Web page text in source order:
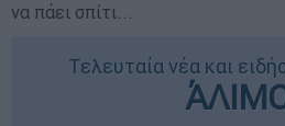
να πάει σπίτι...
Τελευταία νέα και